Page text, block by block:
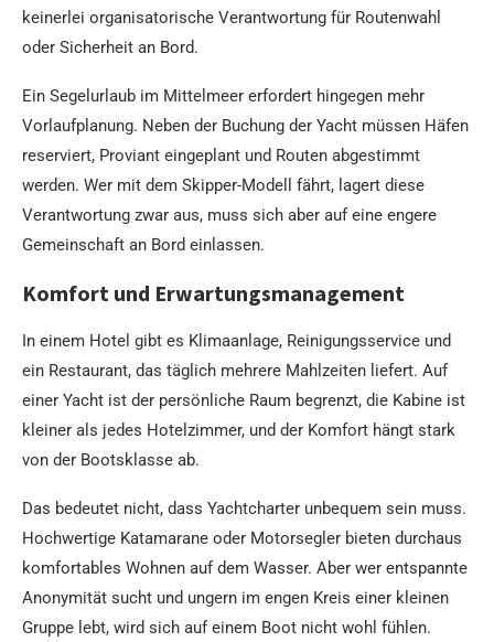
keinerlei organisatorische Verantwortung für Routenwahl
oder Sicherheit an Bord.
Ein Segelurlaub im Mittelmeer erfordert hingegen mehr
Vorlaufplanung. Neben der Buchung der Yacht müssen Häfen
reserviert, Proviant eingeplant und Routen abgestimmt
werden. Wer mit dem Skipper-Modell fährt, lagert diese
Verantwortung zwar aus, muss sich aber auf eine engere
Gemeinschaft an Bord einlassen.
Komfort und Erwartungsmanagement
In einem Hotel gibt es Klimaanlage, Reinigungsservice und
ein Restaurant, das täglich mehrere Mahlzeiten liefert. Auf
einer Yacht ist der persönliche Raum begrenzt, die Kabine ist
kleiner als jedes Hotelzimmer, und der Komfort hängt stark
von der Bootsklasse ab.
Das bedeutet nicht, dass Yachtcharter unbequem sein muss.
Hochwertige Katamarane oder Motorsegler bieten durchaus
komfortables Wohnen auf dem Wasser. Aber wer entspannte
Anonymität sucht und ungern im engen Kreis einer kleinen
Gruppe lebt, wird sich auf einem Boot nicht wohl fühlen.